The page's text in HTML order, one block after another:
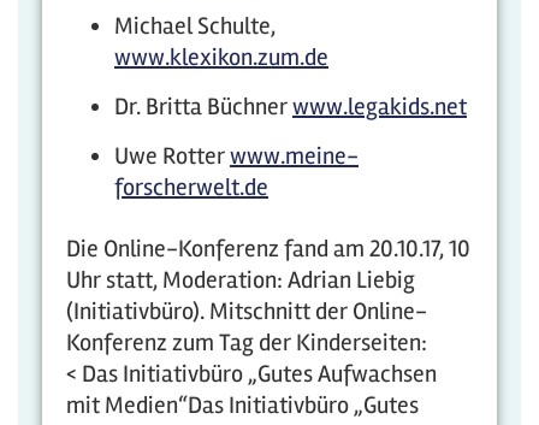
Michael Schulte,
www.klexikon.zum.de
Dr. Britta Büchnerwww.legakids.net
Uwe Rotterwww.meine-
forscherwelt.de
Die Online-Konferenz fand am 20.10.17, 10
Uhr statt, Moderation: Adrian Liebig
(Initiativbüro). Mitschnitt der Online-
Konferenz zum Tag der Kinderseiten:
< Das Initiativbüro „Gutes Aufwachsen
mit Medien“Das Initiativbüro „Gutes